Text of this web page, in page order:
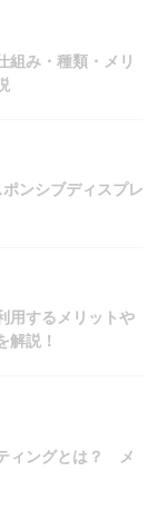
組み・種類・メリ
ンシブディスプレ
用するメリットや
解説！
ィングとは？ メ